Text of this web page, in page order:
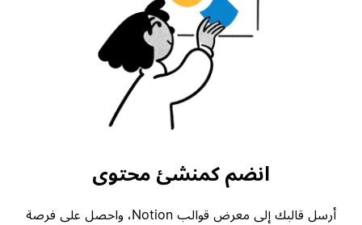
انضم كمنشئ محتوى
أرسل قالبك إلى معرض قوالب Notion، واحصل على فرصة